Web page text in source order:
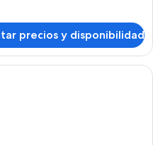
precios y disponibilidad